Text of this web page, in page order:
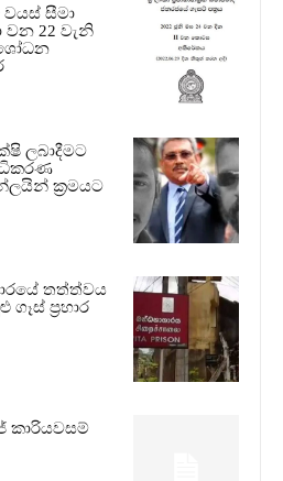
සීමා
වන 22 වැනි
ලබාදීමට
ක්‍රමයට
තත්ත්වය
ප්‍රහාර
කාරියවසම්